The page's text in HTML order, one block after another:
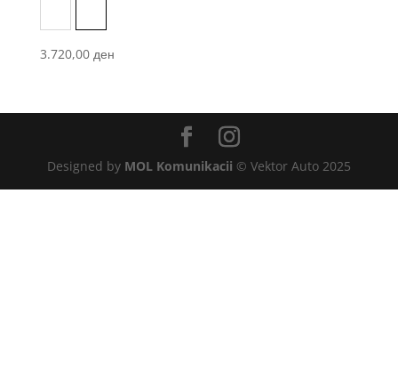
3.720,00 ден
Designed by MOL Komunikacii © Vektor Auto 2025